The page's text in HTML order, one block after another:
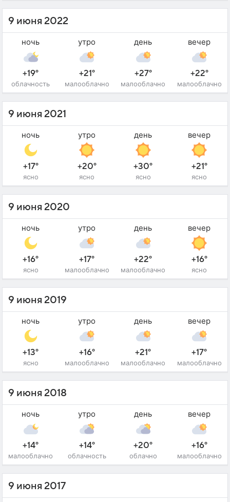
9 июня 2022
ночь
+19°
облачность
утро
+21°
малооблачно
день
+27°
малооблачно
вечер
+22°
малооблачно
9 июня 2021
ночь
+17°
ясно
утро
+20°
ясно
день
+30°
ясно
вечер
+21°
ясно
9 июня 2020
ночь
+16°
ясно
утро
+17°
малооблачно
день
+22°
малооблачно
вечер
+16°
ясно
9 июня 2019
ночь
+13°
ясно
утро
+16°
малооблачно
день
+21°
малооблачно
вечер
+17°
малооблачно
9 июня 2018
ночь
+14°
малооблачно
утро
+14°
облачность
день
+20°
облачно
вечер
+16°
малооблачно
9 июня 2017